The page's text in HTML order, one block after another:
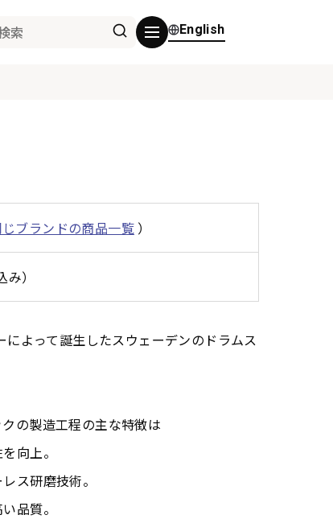
English
じブランドの商品一覧 ）
）
よって誕生したスウェーデンのドラムス
の製造工程の主な特徴は
向上。
ス研磨技術。
品質。